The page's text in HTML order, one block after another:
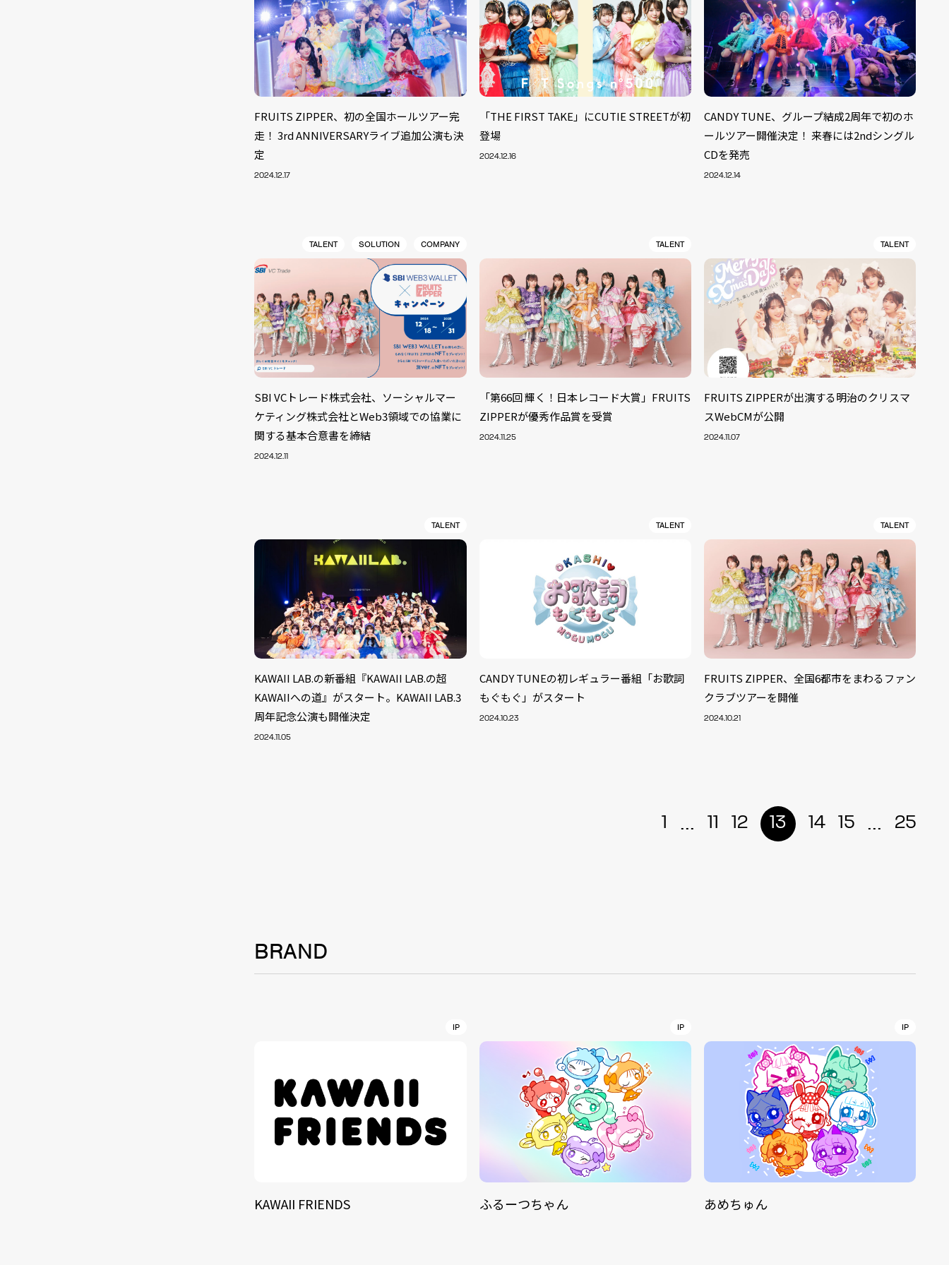
FRUITS ZIPPER、初の全国ホールツアー完
走！ 3rd ANNIVERSARYライブ追加公演も決
定
2024.12.17
「THE FIRST TAKE」にCUTIE STREETが初
登場
2024.12.16
CANDY TUNE、グループ結成2周年で初のホ
ールツアー開催決定！ 来春には2ndシングル
CDを発売
2024.12.14
TALENT SOLUTION COMPANY
SBI VCトレード株式会社、ソーシャルマー
ケティング株式会社とWeb3領域での協業に
関する基本合意書を締結
2024.12.11
TALENT
「第66回 輝く！日本レコード大賞」FRUITS
ZIPPERが優秀作品賞を受賞
2024.11.25
TALENT
FRUITS ZIPPERが出演する明治のクリスマ
スWebCMが公開
2024.11.07
TALENT
KAWAII LAB.の新番組『KAWAII LAB.の超
KAWAIIへの道』がスタート。KAWAII LAB.3
周年記念公演も開催決定
2024.11.05
TALENT
CANDY TUNEの初レギュラー番組「お歌詞
もぐもぐ」がスタート
2024.10.23
TALENT
FRUITS ZIPPER、全国6都市をまわるファン
クラブツアーを開催
2024.10.21
1 ... 11 12 13 14 15 ... 25
BRAND
IP
KAWAII FRIENDS
IP
ふるーつちゃん
IP
あめちゅん
NEWS
TALENT
SOLUTION
BRAND
YouTuber/TikToker4
ABOUT COMPANY PROFILE
CONTACT
ADDRESS
PHAROS Jingumae, 2-26-8 Jingumae,